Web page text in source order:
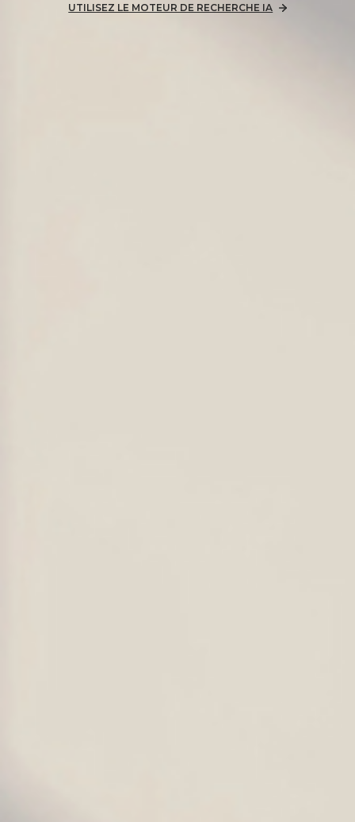
UTILISEZ LE MOTEUR DE RECHERCHE IA